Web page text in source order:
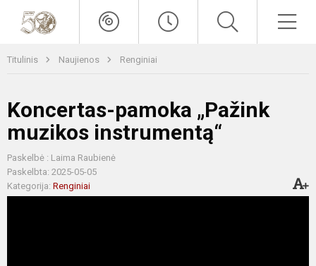
Titulinis Naujienos Renginiai
Koncertas-pamoka „Pažink
muzikos instrumentą“
Paskelbė : Laima Raubienė
Paskelbta: 2025-05-05
Kategorija: Renginiai